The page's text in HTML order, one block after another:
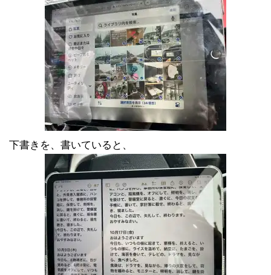
下書きを、書いていると、